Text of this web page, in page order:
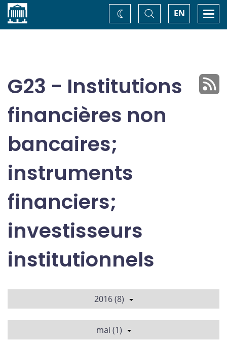
Accueil EN
Basculer
la
recherche
Changez
de
G23 - Institutions
financières non
bancaires;
instruments
financiers;
investisseurs
institutionnels
2016 (8)
mai (1)